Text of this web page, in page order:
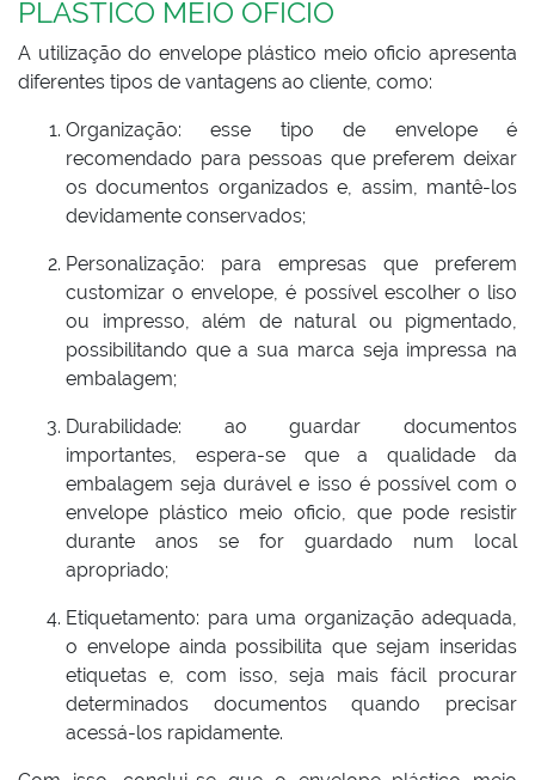
PLÁSTICO MEIO OFICIO
A utilização do envelope plástico meio oficio apresenta
diferentes tipos de vantagens ao cliente, como:
Organização: esse tipo de envelope é
recomendado para pessoas que preferem deixar
os documentos organizados e, assim, mantê-los
devidamente conservados;
Personalização: para empresas que preferem
customizar o envelope, é possível escolher o liso
ou impresso, além de natural ou pigmentado,
possibilitando que a sua marca seja impressa na
embalagem;
Durabilidade: ao guardar documentos
importantes, espera-se que a qualidade da
embalagem seja durável e isso é possível com o
envelope plástico meio oficio, que pode resistir
durante anos se for guardado num local
apropriado;
Etiquetamento: para uma organização adequada,
o envelope ainda possibilita que sejam inseridas
etiquetas e, com isso, seja mais fácil procurar
determinados documentos quando precisar
acessá-los rapidamente.